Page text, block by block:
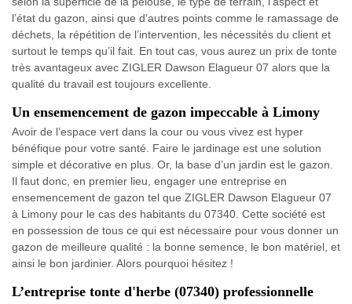
l’état du gazon, ainsi que d’autres points comme le ramassage de
déchets, la répétition de l’intervention, les nécessités du client et
surtout le temps qu’il fait. En tout cas, vous aurez un prix de tonte
très avantageux avec ZIGLER Dawson Elagueur 07 alors que la
qualité du travail est toujours excellente.
Un ensemencement de gazon impeccable à Limony
Avoir de l’espace vert dans la cour ou vous vivez est hyper
bénéfique pour votre santé. Faire le jardinage est une solution
simple et décorative en plus. Or, la base d’un jardin est le gazon.
Il faut donc, en premier lieu, engager une entreprise en
ensemencement de gazon tel que ZIGLER Dawson Elagueur 07
à Limony pour le cas des habitants du 07340. Cette société est
en possession de tous ce qui est nécessaire pour vous donner un
gazon de meilleure qualité : la bonne semence, le bon matériel, et
ainsi le bon jardinier. Alors pourquoi hésitez !
L’entreprise tonte d'herbe (07340) professionnelle